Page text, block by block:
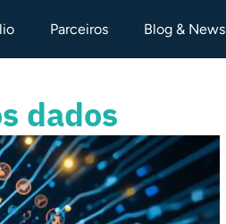
Parceiros Blog & News
dados